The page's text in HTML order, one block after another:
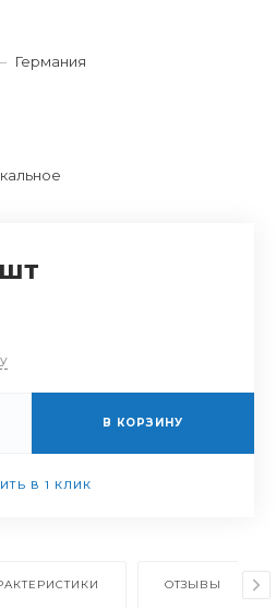
Германия
шт
В КОРЗИНУ
В 1 КЛИК
ОТЗЫВЫ